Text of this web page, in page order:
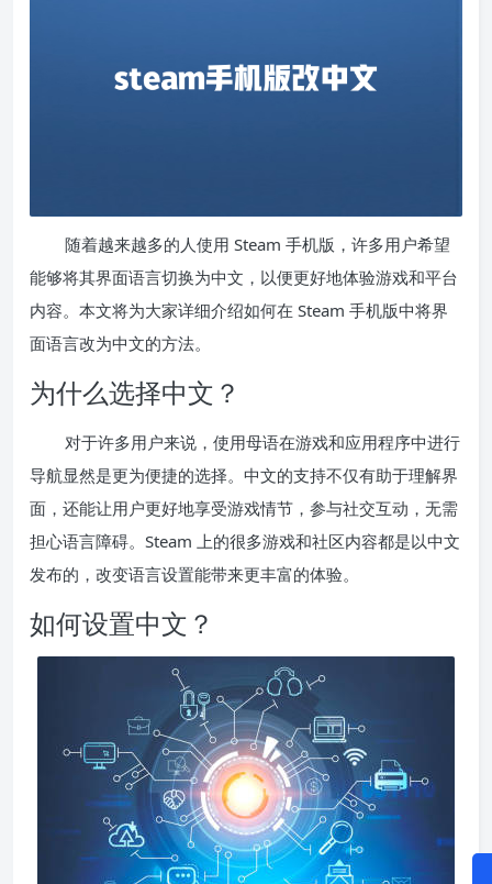
随着越来越多的人使用 Steam 手机版，许多用户希望
能够将其界面语言切换为中文，以便更好地体验游戏和平台
内容。本文将为大家详细介绍如何在 Steam 手机版中将界
面语言改为中文的方法。
为什么选择中文？
对于许多用户来说，使用母语在游戏和应用程序中进行
导航显然是更为便捷的选择。中文的支持不仅有助于理解界
面，还能让用户更好地享受游戏情节，参与社交互动，无需
担心语言障碍。Steam 上的很多游戏和社区内容都是以中文
发布的，改变语言设置能带来更丰富的体验。
如何设置中文？